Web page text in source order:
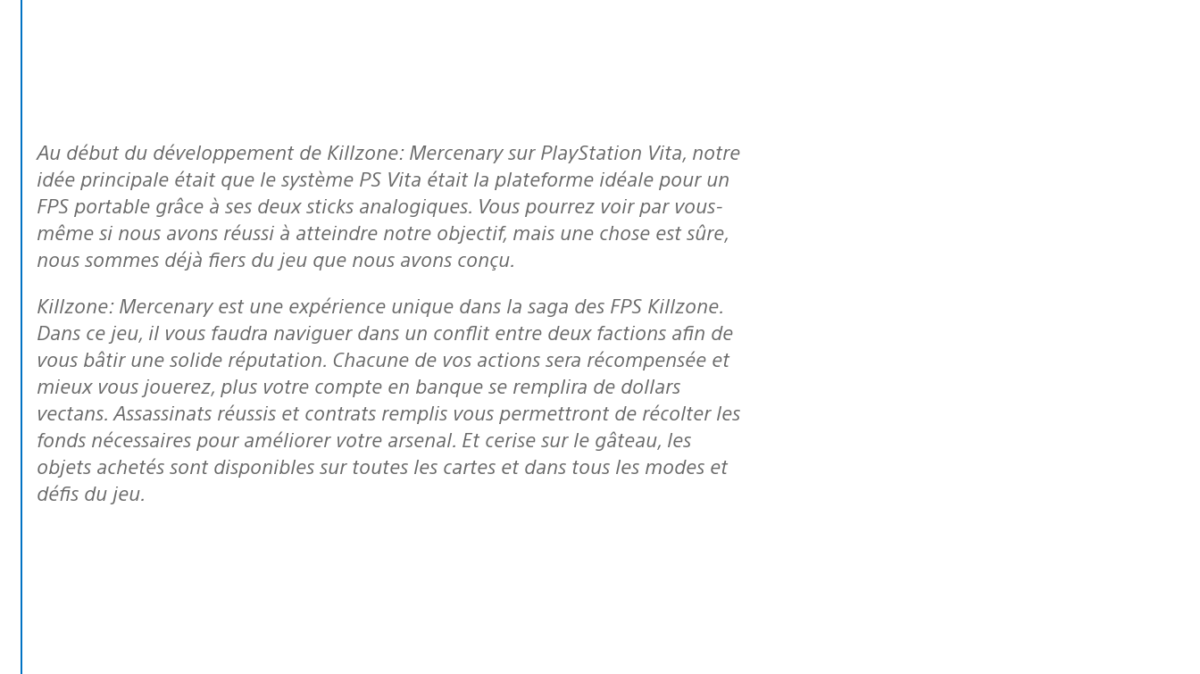
Au début du développement de Killzone: Mercenary sur PlayStation Vita, notre
idée principale était que le système PS Vita était la plateforme idéale pour un
FPS portable grâce à ses deux sticks analogiques. Vous pourrez voir par vous-
même si nous avons réussi à atteindre notre objectif, mais une chose est sûre,
nous sommes déjà fiers du jeu que nous avons conçu.
Killzone: Mercenary est une expérience unique dans la saga des FPS Killzone.
Dans ce jeu, il vous faudra naviguer dans un conflit entre deux factions afin de
vous bâtir une solide réputation. Chacune de vos actions sera récompensée et
mieux vous jouerez, plus votre compte en banque se remplira de dollars
vectans. Assassinats réussis et contrats remplis vous permettront de récolter les
fonds nécessaires pour améliorer votre arsenal. Et cerise sur le gâteau, les
objets achetés sont disponibles sur toutes les cartes et dans tous les modes et
défis du jeu.